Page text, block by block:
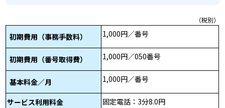
（税別）
初期費用（事務手数料） 1,000円／番号
初期費用（番号取得費） 1,000円／050番号
基本料金／月 1,000円／番号
サービス利用料金
固定電話：3分8.0円